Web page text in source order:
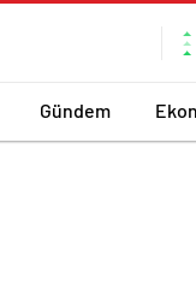
Gündem